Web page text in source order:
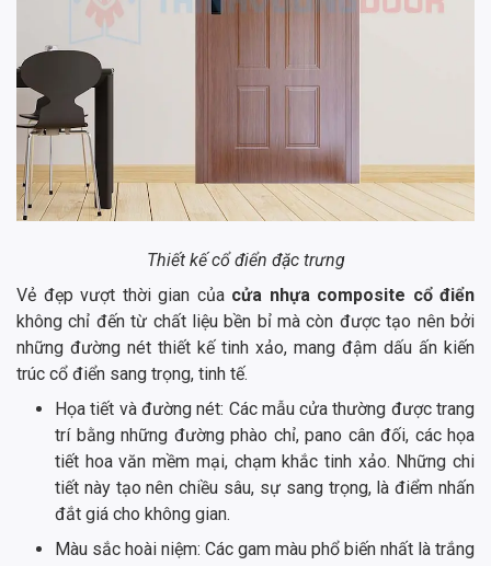
Thiết kế cổ điển đặc trưng
Vẻ đẹp vượt thời gian của cửa nhựa composite cổ điển
không chỉ đến từ chất liệu bền bỉ mà còn được tạo nên bởi
những đường nét thiết kế tinh xảo, mang đậm dấu ấn kiến
trúc cổ điển sang trọng, tinh tế.
Họa tiết và đường nét: Các mẫu cửa thường được trang
trí bằng những đường phào chỉ, pano cân đối, các họa
tiết hoa văn mềm mại, chạm khắc tinh xảo. Những chi
tiết này tạo nên chiều sâu, sự sang trọng, là điểm nhấn
đắt giá cho không gian.
Màu sắc hoài niệm: Các gam màu phổ biến nhất là trắng